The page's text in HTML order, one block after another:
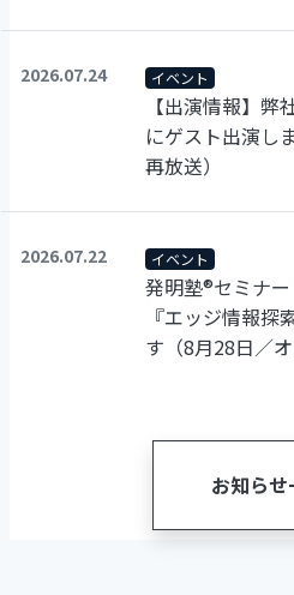
2026.07.24 イベント
【出演情報】
にゲスト出演し
再放送）
2026.07.22 イベント
発明塾®セミナ
『エッジ情報探
す（8月28日／
お知らせ